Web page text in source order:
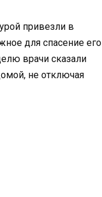
привезли в
для спасение его
врачи сказали
не отключая